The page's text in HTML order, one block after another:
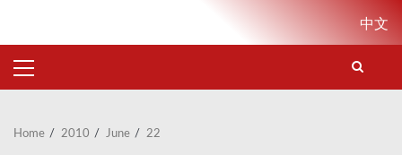
中文
PRIMARY
MENU
Home 2010 June 22